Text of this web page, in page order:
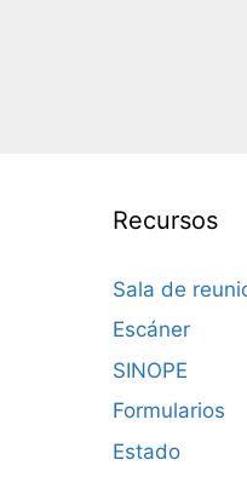
Recursos
Sala de
Escáner
SINOPE
Formularios
Estado